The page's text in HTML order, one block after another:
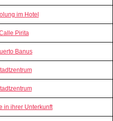
im Hotel
Pirita
Banus
in ihrer Unterkunft